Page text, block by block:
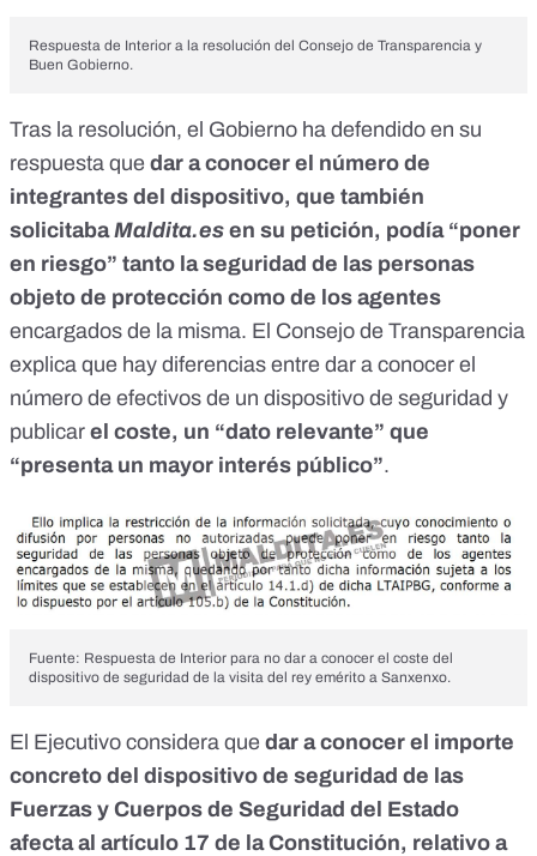
Respuesta de Interior a la resolución del Consejo de Transparencia y
Buen Gobierno.
Tras la resolución, el Gobierno ha defendido en su
respuesta que dar a conocer el número de
integrantes del dispositivo, que también
solicitabaMaldita.es en su petición, podía “poner
en riesgo” tanto la seguridad de las personas
objeto de protección como de los agentes
encargados de la misma. El Consejo de Transparencia
explica que hay diferencias entre dar a conocer el
número de efectivos de un dispositivo de seguridad y
publicar el coste, un “dato relevante” que
“presenta un mayor interés público”.
Fuente: Respuesta de Interior para no dar a conocer el coste del
dispositivo de seguridad de la visita del rey emérito a Sanxenxo.
El Ejecutivo considera que dar a conocer el importe
concreto del dispositivo de seguridad de las
Fuerzas y Cuerpos de Seguridad del Estado
afecta al artículo 17 de la Constitución, relativo a